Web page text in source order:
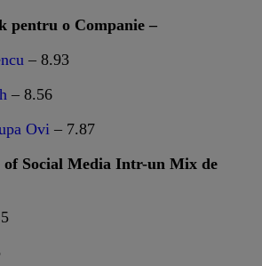
pentru o Companie –
– 8.93
– 8.56
Ovi – 7.87
of Social Media Intr-un Mix de